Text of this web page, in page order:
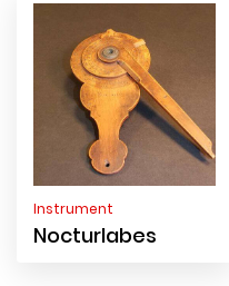
Instrument
Nocturlabes